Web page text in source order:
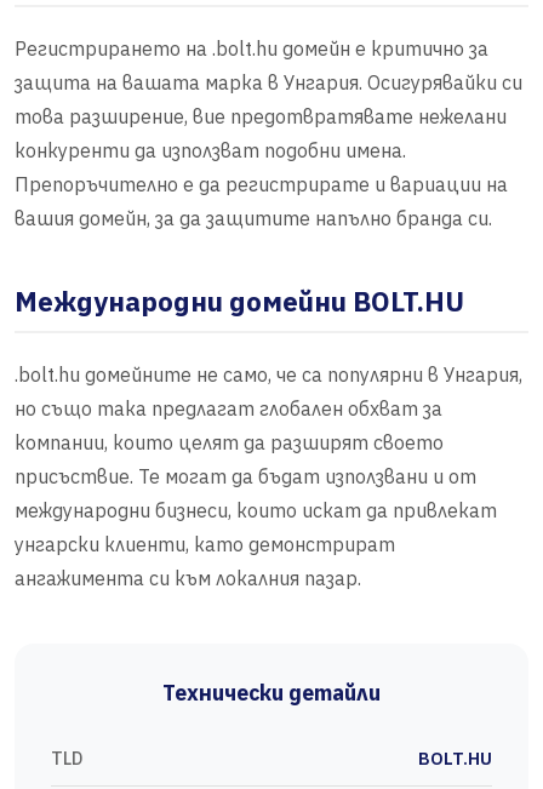
Регистрирането на .bolt.hu домейн е критично за
защита на вашата марка в Унгария. Осигурявайки си
това разширение, вие предотвратявате нежелани
конкуренти да използват подобни имена.
Препоръчително е да регистрирате и вариации на
вашия домейн, за да защитите напълно бранда си.
Международни домейни BOLT.HU
.bolt.hu домейните не само, че са популярни в Унгария,
но също така предлагат глобален обхват за
компании, които целят да разширят своето
присъствие. Те могат да бъдат използвани и от
международни бизнеси, които искат да привлекат
унгарски клиенти, като демонстрират
ангажимента си към локалния пазар.
Технически детайли
TLD BOLT.HU